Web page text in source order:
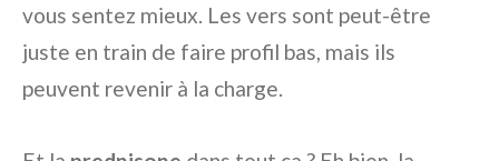
vous sentez mieux. Les vers sont peut-être
juste en train de faire profil bas, mais ils
peuvent revenir à la charge.